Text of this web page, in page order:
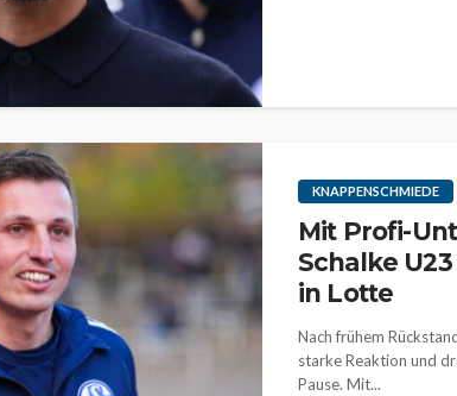
KNAPPENSCHMIEDE
Mit Profi-
Schalke
in Lotte
Nach frühem
starke Reaktion und
Pause. Mit...